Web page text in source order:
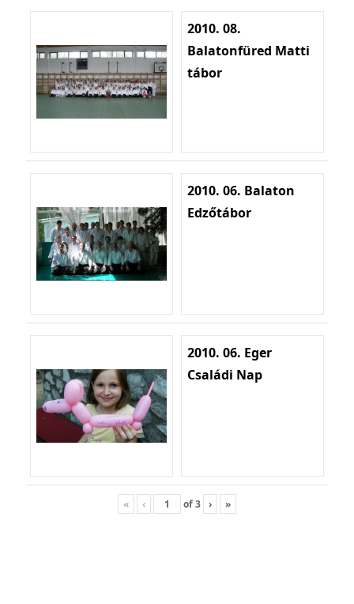
2010. 08.
Balatonfüred Matti
tábor
2010. 06. Balaton
Edzőtábor
2010. 06. Eger
Családi Nap
« ‹ of3 › »